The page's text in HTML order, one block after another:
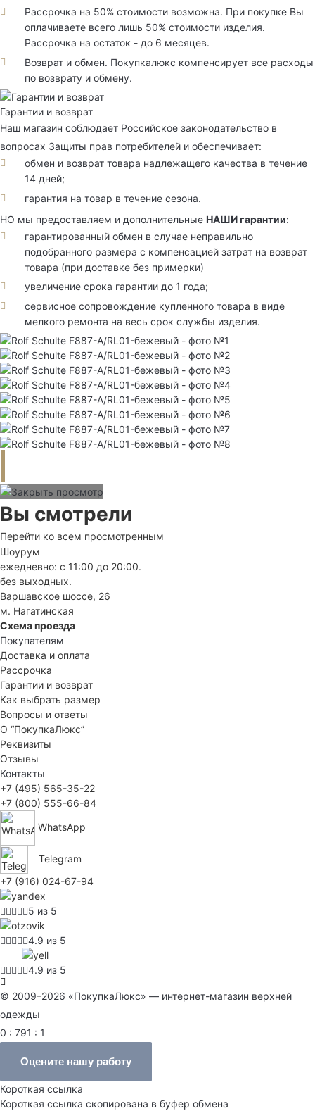
Рассрочка на 50% стоимости возможна. При покупке Вы
оплачиваете всего лишь 50% стоимости изделия.
Рассрочка на остаток - до 6 месяцев.
Возврат и обмен. Покупкалюкс компенсирует все расходы
по возврату и обмену.
Гарантии и возврат
Наш магазин соблюдает Российское законодательство в
вопросах Защиты прав потребителей и обеспечивает:
обмен и возврат товара надлежащего качества в течение
14 дней;
гарантия на товар в течение сезона.
НО мы предоставляем и дополнительные НАШИ гарантии:
гарантированный обмен в случае неправильно
подобранного размера с компенсацией затрат на возврат
товара (при доставке без примерки)
увеличение срока гарантии до 1 года;
сервисное сопровождение купленного товара в виде
мелкого ремонта на весь срок службы изделия.
Вы смотрели
Перейти ко всем просмотренным
Шоурум
ежедневно: с 11:00 до 20:00.
без выходных.
Варшавское шоссе, 26
м. Нагатинская
Схема проезда
Покупателям
Доставка и оплата
Рассрочка
Гарантии и возврат
Как выбрать размер
Вопросы и ответы
О “ПокупкаЛюкс”
Реквизиты
Отзывы
Контакты
+7 (495) 565-35-22
+7 (800) 555-66-84
WhatsApp
Telegram
+7 (916) 024-67-94
5 из 5
4.9 из 5
4.9 из 5
© 2009–2026 «ПокупкаЛюкс» — интернет-магазин верхней
одежды
0 : 791 : 1
Оцените нашу работу
Короткая ссылка
Короткая ссылка скопирована в буфер обмена